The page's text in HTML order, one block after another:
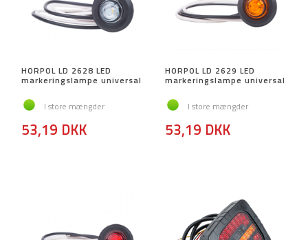
HORPOL LD 2628 LED
markeringslampe universal
I store mængder
53,19 DKK
HORPOL LD 2629 LED
markeringslampe universal
I store mængder
53,19 DKK